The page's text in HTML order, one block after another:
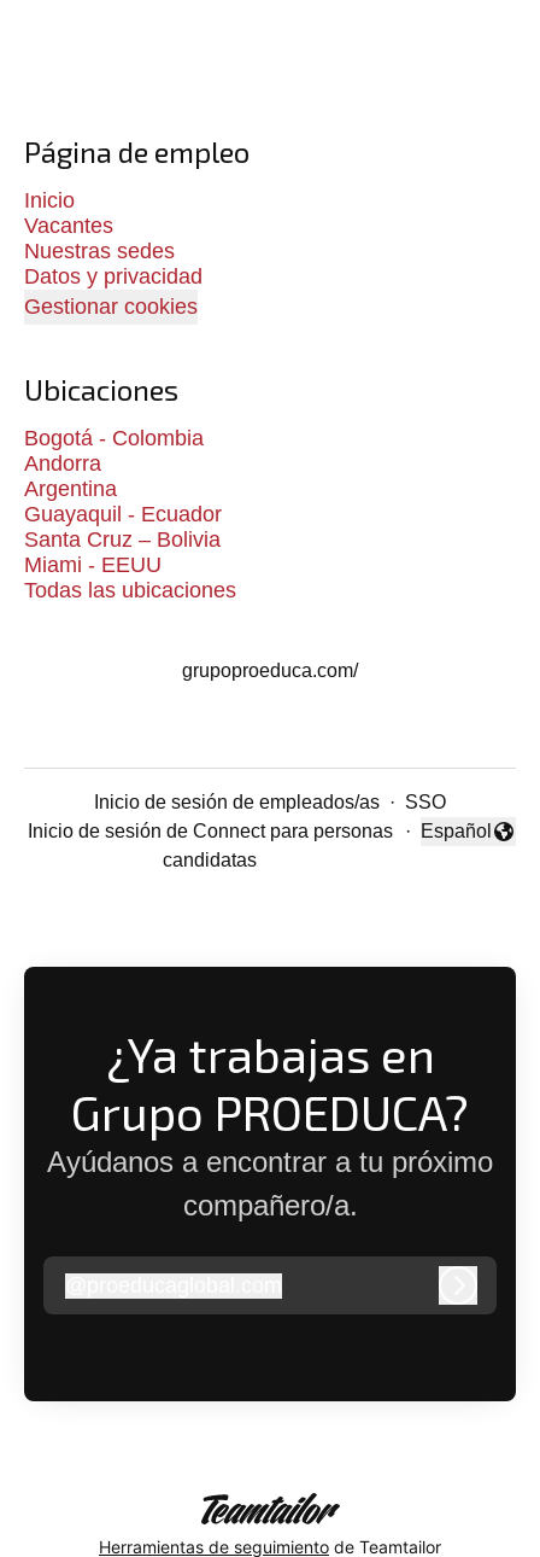
Página de empleo
Inicio
Vacantes
Nuestras sedes
Datos y privacidad
Gestionar cookies
Ubicaciones
Bogotá - Colombia
Andorra
Argentina
Guayaquil - Ecuador
Santa Cruz – Bolivia
Miami - EEUU
Todas las ubicaciones
grupoproeduca.com/
Inicio de sesión de empleados/as · SSO
Inicio de sesión de Connect para personas
candidatas
·
Cambiar
Español
¿Ya trabajas en
Grupo PROEDUCA?
Ayúdanos a encontrar a tu próximo
compañero/a.
proeducaglobal.com
Herramientas de seguimiento de Teamtailor